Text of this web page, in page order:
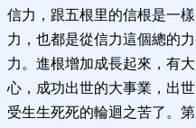
信力，跟五根里的信根是一
力，也都是從信力這個總的
力。進根增加成長起來，有
心，成功出世的大事業，出
受生生死死的輪迴之苦了。